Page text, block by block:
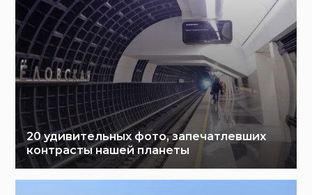
20 удивительных фото, запечатлевших
контрасты нашей планеты